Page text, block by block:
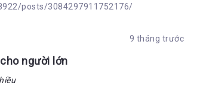
Hãy cùng Jun Phạm và “Xứ sở miên man” tìm
thành” nhé!
posts/3084297911752176/
9 tháng trước
người lớn